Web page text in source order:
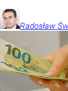
Radosław